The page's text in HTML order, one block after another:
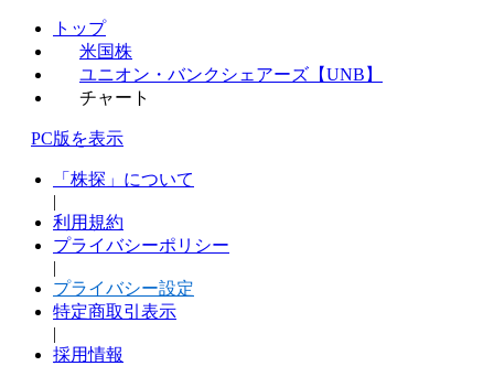
トップ
米国株
ユニオン・バンクシェアーズ【UNB】
チャート
PC版を表示
「株探」について
|
利用規約
プライバシーポリシー
|
プライバシー設定
特定商取引表示
|
採用情報